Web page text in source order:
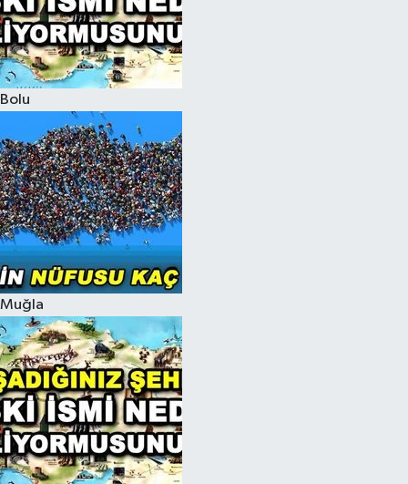
Bolu
Muğla